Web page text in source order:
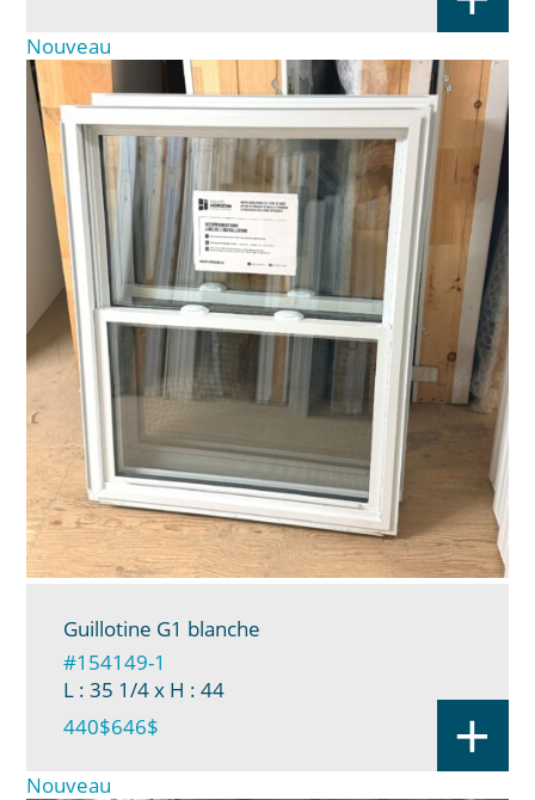
Nouveau
Guillotine G1 blanche
#154149-1
L : 35 1/4x H : 44
440$646$ +
Nouveau